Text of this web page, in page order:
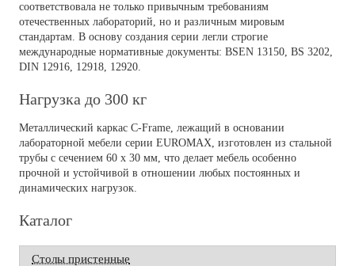
соответствовала не только привычным требованиям
отечественных лабораторий, но и различным мировым
стандартам. В основу создания серии легли строгие
международные нормативные документы: BSEN 13150, BS 3202,
DIN 12916, 12918, 12920.
Нагрузка до 300 кг
Металлический каркас C-Frame, лежащий в основании
лабораторной мебели серии EUROMAX, изготовлен из стальной
трубы с сечением 60 х 30 мм, что делает мебель особенно
прочной и устойчивой в отношении любых постоянных и
динамических нагрузок.
Каталог
Столы пристенные